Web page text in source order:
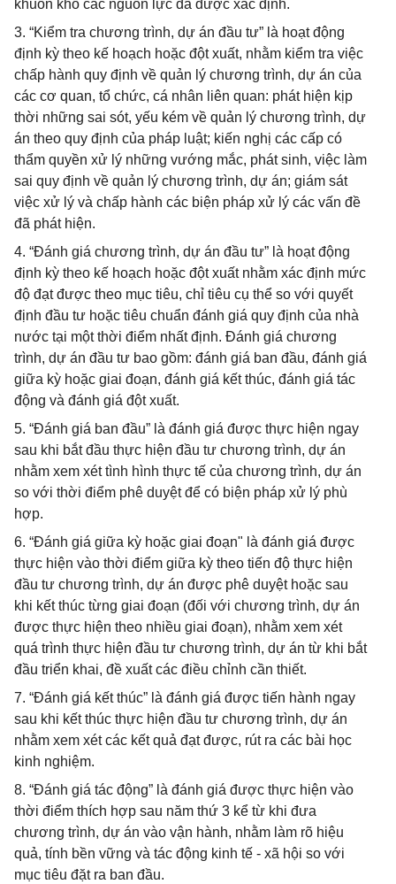
khuôn khổ các nguồn lực đã được xác định.
3. “Kiểm tra chương trình, dự án đầu tư” là hoạt động
định kỳ theo kế hoạch hoặc đột xuất, nhằm kiểm tra việc
chấp hành quy định về quản lý chương trình, dự án của
các cơ quan, tổ chức, cá nhân liên quan: phát hiện kịp
thời những sai sót, yếu kém về quản lý chương trình, dự
án theo quy định của pháp luật; kiến nghị các cấp có
thẩm quyền xử lý những vướng mắc, phát sinh, việc làm
sai quy định về quản lý chương trình, dự án; giám sát
việc xử lý và chấp hành các biện pháp xử lý các vấn đề
đã phát hiện.
4. “Đánh giá chương trình, dự án đầu tư” là hoạt động
định kỳ theo kế hoạch hoặc đột xuất nhằm xác định mức
độ đạt được theo mục tiêu, chỉ tiêu cụ thể so với quyết
định đầu tư hoặc tiêu chuẩn đánh giá quy định của nhà
nước tại một thời điểm nhất định. Đánh giá chương
trình, dự án đầu tư bao gồm: đánh giá ban đầu, đánh giá
giữa kỳ hoặc giai đoạn, đánh giá kết thúc, đánh giá tác
động và đánh giá đột xuất.
5. “Đánh giá ban đầu” là đánh giá được thực hiện ngay
sau khi bắt đầu thực hiện đầu tư chương trình, dự án
nhằm xem xét tình hình thực tế của chương trình, dự án
so với thời điểm phê duyệt để có biện pháp xử lý phù
hợp.
6. “Đánh giá giữa kỳ hoặc giai đoạn" là đánh giá được
thực hiện vào thời điểm giữa kỳ theo tiến độ thực hiện
đầu tư chương trình, dự án được phê duyệt hoặc sau
khi kết thúc từng giai đoạn (đối với chương trình, dự án
được thực hiện theo nhiều giai đoạn), nhằm xem xét
quá trình thực hiện đầu tư chương trình, dự án từ khi bắt
đầu triển khai, đề xuất các điều chỉnh cần thiết.
7. “Đánh giá kết thúc” là đánh giá được tiến hành ngay
sau khi kết thúc thực hiện đầu tư chương trình, dự án
nhằm xem xét các kết quả đạt được, rút ra các bài học
kinh nghiệm.
8. “Đánh giá tác động” là đánh giá được thực hiện vào
thời điểm thích hợp sau năm thứ 3 kể từ khi đưa
chương trình, dự án vào vận hành, nhằm làm rõ hiệu
quả, tính bền vững và tác động kinh tế - xã hội so với
mục tiêu đặt ra ban đầu.